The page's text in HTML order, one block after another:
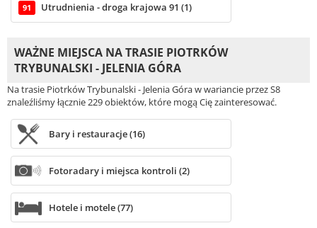
91 Utrudnienia - droga krajowa 91 (1)
WAŻNE MIEJSCA NA TRASIE PIOTRKÓW
TRYBUNALSKI - JELENIA GÓRA
Na trasie Piotrków Trybunalski - Jelenia Góra w wariancie przez S8
znaleźliśmy łącznie 229 obiektów, które mogą Cię zainteresować.
Bary i restauracje (16)
Fotoradary i miejsca kontroli (2)
Hotele i motele (77)